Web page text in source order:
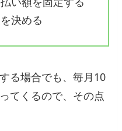
決める
る場合でも、毎月10
てくるので、その点